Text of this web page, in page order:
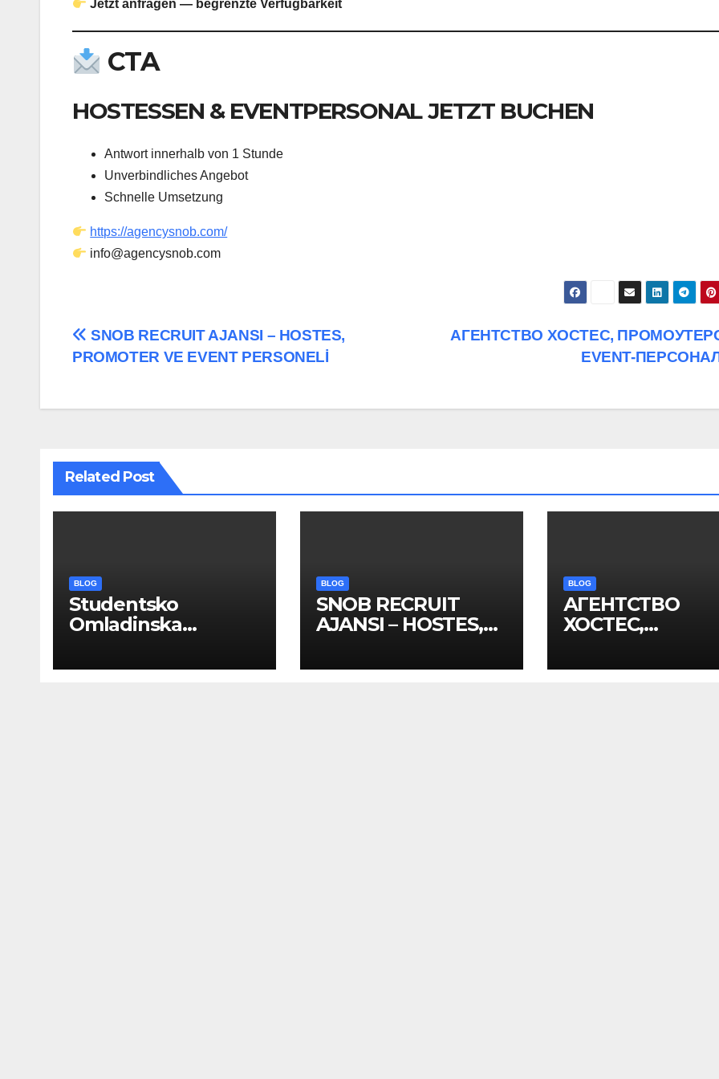
Jetzt anfragen — begrenzte Verfügbarkeit
CTA
HOSTESSEN & EVENTPERSONAL JETZT BUCHEN
Antwort innerhalb von 1 Stunde
Unverbindliches Angebot
Schnelle Umsetzung
https://agencysnob.com/
info@agencysnob.com
Post
АГЕНТСТВО ХОСТЕС,
EVENT-
SNOB RECRUIT AJANSI – HOSTES,
PROMOTER VE EVENT PERSONELİ
Related Post
BLOG
Studentsko
Omladinska
Kompanije“
BLOG
SNOB RECRUIT
AJANSI – HOSTES,
EVENT PERSONELİ
BLOG
АГЕНТСТВО
ХОСТЕС,
EVENT-